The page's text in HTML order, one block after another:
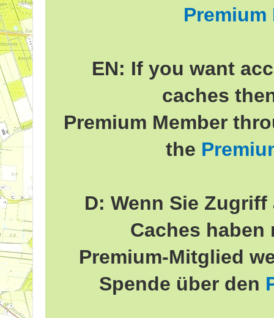
Premium
EN: If you want
caches
Premium Member
the
D: Wenn Sie
Caches haben
Premium-Mitglied
Spende über den